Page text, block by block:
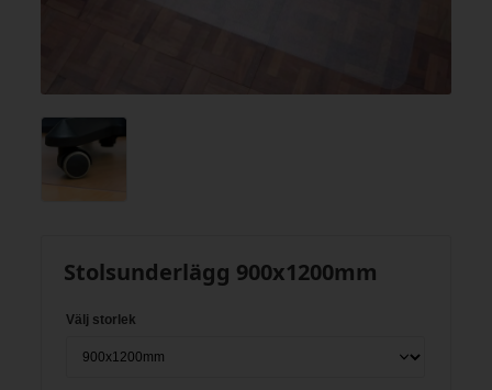
Stolsunderlägg 900x1200mm
Välj storlek